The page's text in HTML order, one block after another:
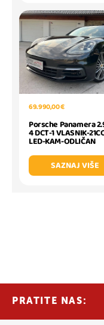
69.990,00 €
Porsche Panamera
4 DCT-1 VLASNIK-
LED-KAM-ODLIČAN
SAZNAJ VIŠE
PRATITE NAS: